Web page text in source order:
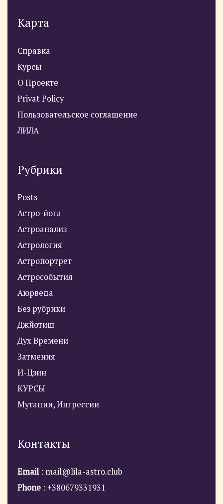
Карта
Справка
Курсы
О Проекте
Privat Policy
Пользовательское соглашение
ЛИЛА
Рубрики
Posts
Астро-йога
Астроанализ
Астрология
Астропортрет
Астрособытия
Аюрведа
Без рубрики
Джйотиш
Дух Времени
Затмения
И-Цзин
КУРСЫ
Мутации, Ингрессии
Контакты
Email: mail@lila-astro.club
Phone : +380679331931